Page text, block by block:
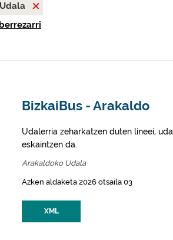
BizkaiBus - Arakaldo
Udalerria zeharkatzen duten lineei,
eskaintzen da.
Arakaldoko Udala
Azken aldaketa 2026 otsaila 03
XML